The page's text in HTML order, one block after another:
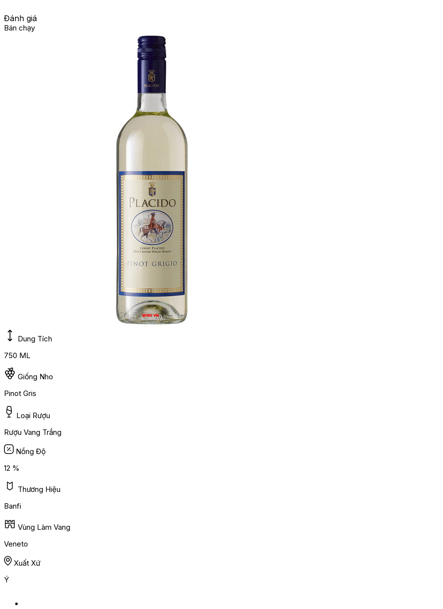
Đánh giá
Bán chạy
Dung Tích
750 ML
Giống Nho
Pinot Gris
Loại Rượu
Rượu Vang Trắng
Nồng Độ
12 %
Thương Hiệu
Banfi
Vùng Làm Vang
Veneto
Xuất Xứ
Ý